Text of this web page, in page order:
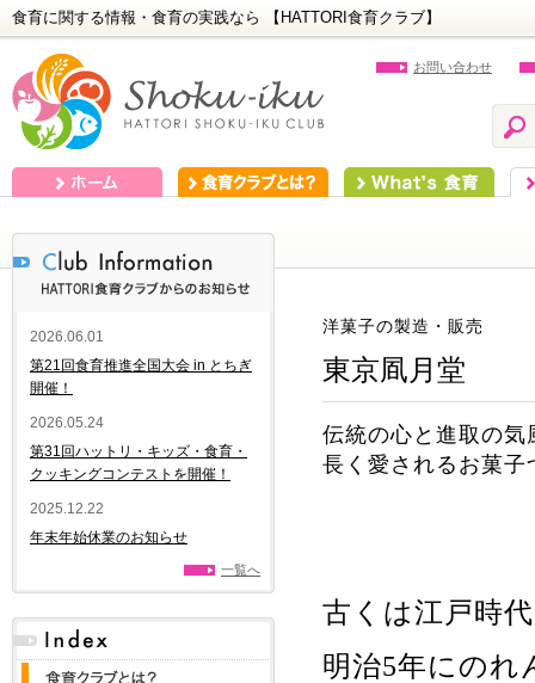
食育に関する情報・食育の実践なら 【HATTORI食育クラブ】
お問い合わせ
洋菓子の製造・販売
東京凮月堂
伝統の心と進取の気
長く愛されるお菓子
古くは江戸時
明治5年にのれ
2026.06.01
第21回食育推進全国大会 in とちぎ
開催！
2026.05.24
第31回ハットリ・キッズ・食育・
クッキングコンテストを開催！
2025.12.22
年末年始休業のお知らせ
一覧へ